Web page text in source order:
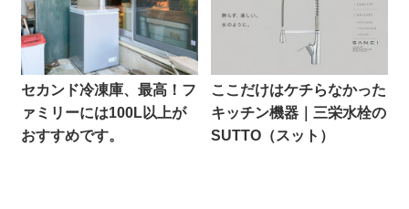
セカンド冷凍庫、最高！フ
ァミリーには100L以上が
おすすめです。
ここだけはケチらなかった
キッチン機器｜三栄水栓の
SUTTO（スット）